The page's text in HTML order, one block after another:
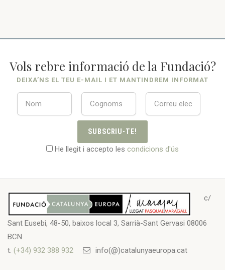
Vols rebre informació de la Fundació?
DEIXA’NS EL TEU E-MAIL I ET MANTINDREM INFORMAT
SUBSCRIU-TE!
He llegit i accepto les condicions d'ús
c/
Sant Eusebi, 48-50, baixos local 3, Sarrià-Sant Gervasi 08006
BCN
t. (+34) 932 388 932 info(@)catalunyaeuropa.cat